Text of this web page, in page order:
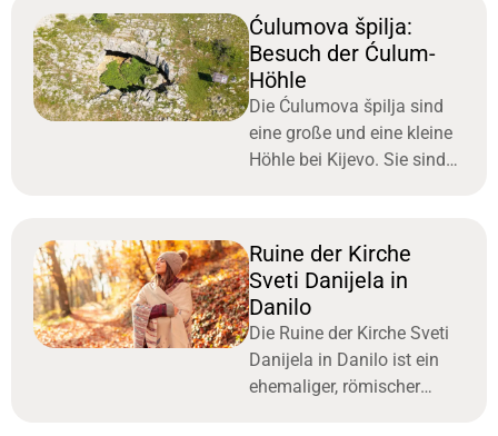
Küstenkultur, Orte der
Begegnung, Ruhe und
Inspiration.
Ćulumova špilja:
Besuch der Ćulum-
Höhle
Die Ćulumova špilja sind
eine große und eine kleine
Höhle bei Kijevo. Sie sind
Region.
Ruine der Kirche
Sveti Danijela in
Danilo
Die Ruine der Kirche Sveti
Danijela in Danilo ist ein
ehemaliger, römischer